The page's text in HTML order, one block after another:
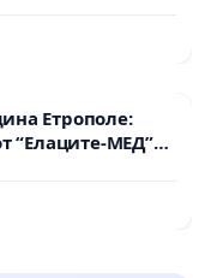
Етрополе:
“Елаците-МЕД”
всички